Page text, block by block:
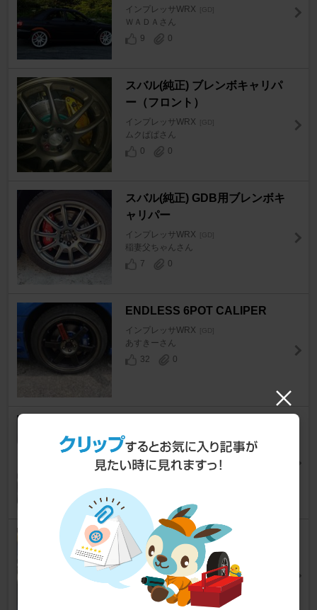
インプレッサWRX [GD]
ＷＡＤＡさん
9
0
スバル(純正) ブレンボキャリパ
ー（フロント）
インプレッサWRX [GD]
ムクぱぱさん
0
0
スバル(純正) GDB用ブレンボキ
ャリパー
インプレッサWRX [GD]
稲妻父ちゃんさん
7
0
ENDLESS 6POT CALIPER
インプレッサWRX [GD]
あすきーさん
32
0
インプレッサWRX [GD]
きょうのわんこさん
0
AQUA リザーバータンクカバー
インプレッサWRX [GD]
E.M.JAIL猗窩座さん
0